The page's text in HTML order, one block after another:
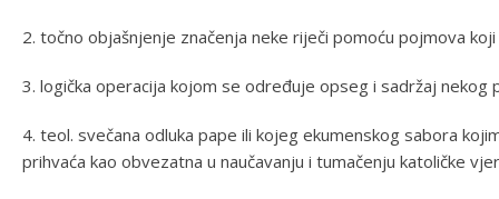
2. točno objašnjenje značenja neke riječi pomoću pojmova
3. logička operacija kojom se određuje opseg i sadržaj nekog
4. teol. svečana odluka pape ili kojeg ekumenskog sabora
prihvaća kao obvezatna u naučavanju i tumačenju katoličke